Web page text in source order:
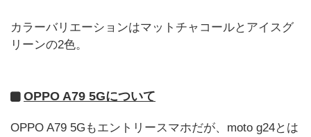
カラーバリエーションはマットチャコールとアイスグ
リーンの2色。
OPPO A79 5Gについて
OPPO A79 5Gもエントリースマホだが、moto g24とは